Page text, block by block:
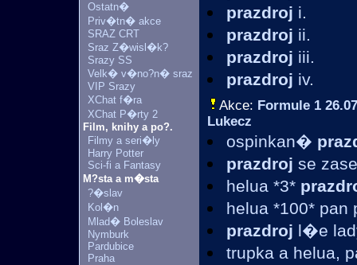
Ostatn�
Priv�tn� akce
SRAZ CRT
Sraz Z�wisl�k?
Srazy SS
Velk� v�no?n� sraz
VIP Srazy
XChat f�ra
XChat P�rty 2
Film, knihy a po?.
Filmy a seri�ly
Harry Potter
Sci-fi a Fantasy
M?sta a m�sta
?�slav
Kol�n
Mlad� Boleslav
Nymburk
Pardubice
Praha
prazdroj i.
prazdroj ii.
prazdroj iii.
prazdroj iv.
Akce: Formule 1
Lukecz
ospinkan�
prazdroj se
helua *3*
helua *100* pan
prazdroj l�e
trupka a helua,